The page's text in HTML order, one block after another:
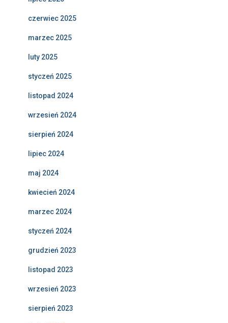
czerwiec 2025
marzec 2025
luty 2025
styczeń 2025
listopad 2024
wrzesień 2024
sierpień 2024
lipiec 2024
maj 2024
kwiecień 2024
marzec 2024
styczeń 2024
grudzień 2023
listopad 2023
wrzesień 2023
sierpień 2023